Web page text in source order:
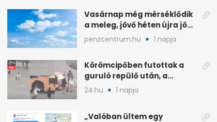
Vasárnap még mérséklődik
a meleg, jövő héten újra jön
a kánikula
penzcentrum.hu 1 napja
Körömcipőben futottak a
guruló repülő után, a
hatóságok közbeléptek
24.hu 1 napja
„Valóban ültem egy